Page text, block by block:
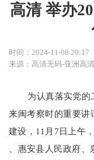
高清 举办
时间：2024-11-08 20:17
来源：高清无码-亚洲高
为认真落实党的
来闽考察时的重要讲
建设， 11月7日上午
、惠安县人民政府